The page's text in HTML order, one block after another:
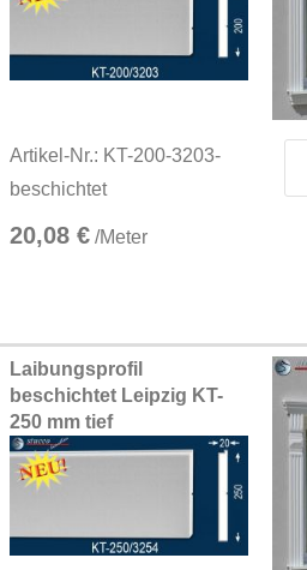
Artikel-Nr.: KT-200-3203-
beschichtet
20,08 € /Meter
Laibungsprofil
beschichtet Leipzig KT-
250 mm tief